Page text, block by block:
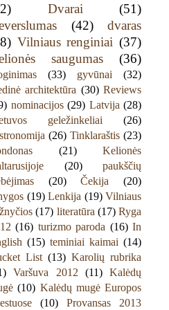
Dvarai
(51)
(42)
dvaras
Vilniaus renginiai (37)
saugumas
(36)
(33) gyvūnai
(32)
architektūra (30) Reviews
nominacijos (29) Latvija (28)
geležinkeliai
(26)
(26) Tinklaraštis (23)
(21)
Kelionės
(20)
paukščių
(20) Čekija
(20)
(19) Lenkija (19) Vilniaus
(17) literatūra (17) Ryga
(16) turizmo paroda (16) In
(15) teminiai kaimai (14)
List (13) Karolių rubrika
Varšuva 2012 (11)
Kalėdų
(10) Kalėdų mugė Europos
(10) Provansas 2013